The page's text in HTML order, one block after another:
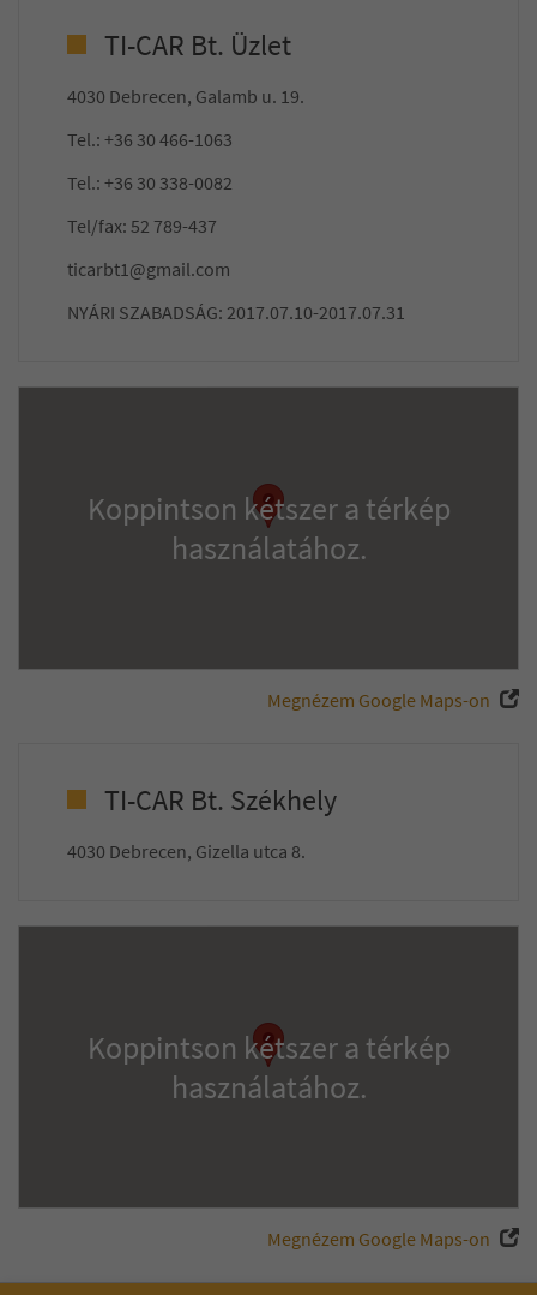
TI-CAR Bt. Üzlet
4030 Debrecen, Galamb u. 19.
Tel.: +36 30 466-1063
Tel.: +36 30 338-0082
Tel/fax: 52 789-437
ticarbt1@gmail.com
NYÁRI SZABADSÁG: 2017.07.10-2017.07.31
Koppintson kétszer a térkép
használatához.
Megnézem Google Maps-on
TI-CAR Bt. Székhely
4030 Debrecen, Gizella utca 8.
Koppintson kétszer a térkép
használatához.
Megnézem Google Maps-on